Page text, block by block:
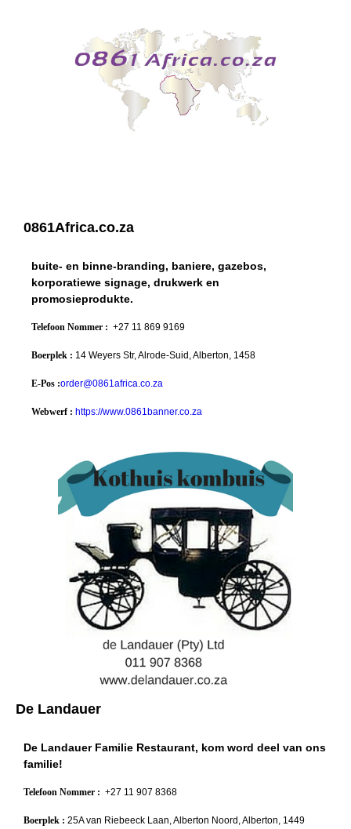
0861Africa.co.za
buite- en binne-branding, baniere, gazebos,
korporatiewe signage, drukwerk en
promosieprodukte.
Telefoon Nommer : +27 11 869 9169
Boerplek : 14 Weyers Str, Alrode-Suid, Alberton, 1458
E-Pos :order@0861africa.co.za
Webwerf : https://www.0861banner.co.za
De Landauer
De Landauer Familie Restaurant, kom word deel van ons
familie!
Telefoon Nommer : +27 11 907 8368
Boerplek : 25A van Riebeeck Laan, Alberton Noord, Alberton, 1449